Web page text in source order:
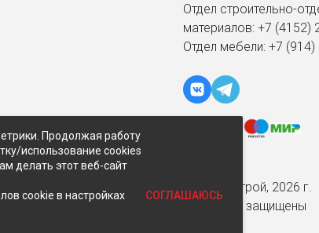
Отдел строительно-
материалов: +7 (4152)
Отдел мебели: +7 (914)
© Экспострой, 2026 г.
Все права защищены
Продолжая работу
использование cookies
делать этот веб-сайт
cookie в настройках
СОГЛАШАЮСЬ